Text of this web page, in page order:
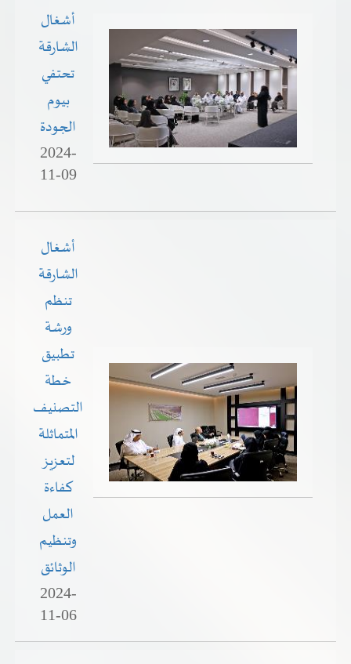
أشغال
الشارقة
تحتفي
بيوم
الجودة
2024-
11-09
أشغال
الشارقة
تنظم
ورشة
تطبيق
خطة
التصنيف
المتماثلة
لتعزيز
كفاءة
العمل
وتنظيم
الوثائق
2024-
11-06